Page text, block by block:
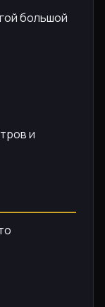
большой
и